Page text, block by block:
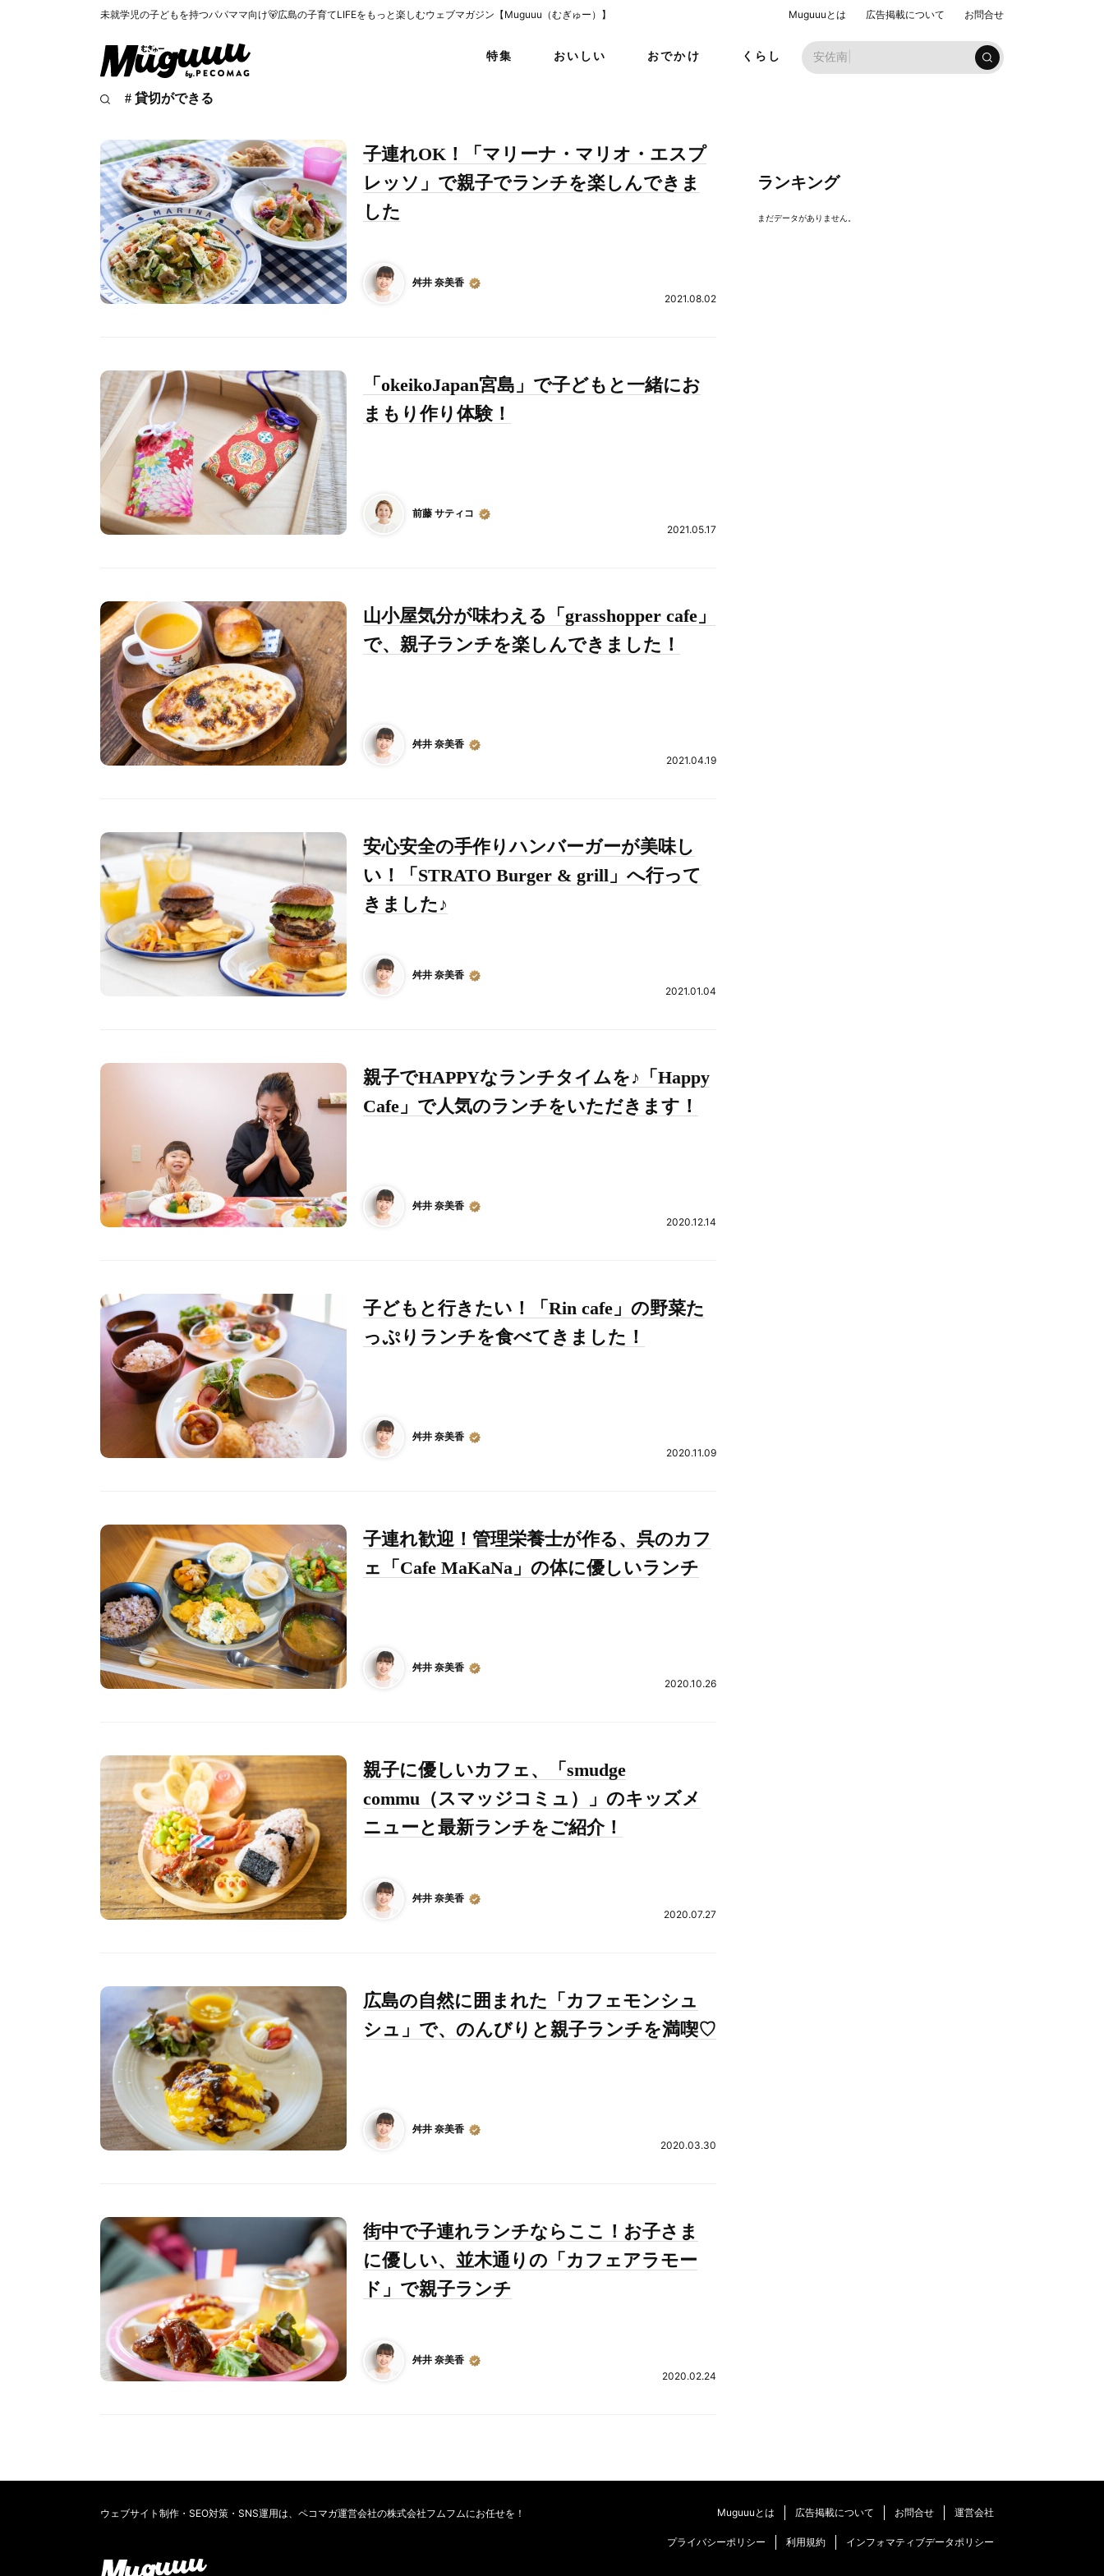
未就学児の子どもを持つパパママ向け🐻広島の子育てLIFEをもっと楽しむウェブマガジン【Muguuu（むぎゅー）】 Muguuuとは 広告掲載について お問合せ
特集 おいしい おでかけ くらし お
# 貸切ができる
子連れOK！「マリーナ・マリオ・エスプ
レッソ」で親子でランチを楽しんできま
した
舛井 奈美香
2021.08.02
「okeikoJapan宮島」で子どもと一緒にお
まもり作り体験！
前藤 サティコ
2021.05.17
山小屋気分が味わえる「grasshopper cafe」
で、親子ランチを楽しんできました！
舛井 奈美香
2021.04.19
安心安全の手作りハンバーガーが美味し
い！「STRATO Burger & grill」へ行って
きました♪
舛井 奈美香
2021.01.04
親子でHAPPYなランチタイムを♪「Happy
Cafe」で人気のランチをいただきます！
舛井 奈美香
2020.12.14
子どもと行きたい！「Rin cafe」の野菜た
っぷりランチを食べてきました！
舛井 奈美香
2020.11.09
子連れ歓迎！管理栄養士が作る、呉のカフ
ェ「Cafe MaKaNa」の体に優しいランチ
舛井 奈美香
2020.10.26
親子に優しいカフェ、「smudge
commu（スマッジコミュ）」のキッズメ
ニューと最新ランチをご紹介！
舛井 奈美香
2020.07.27
広島の自然に囲まれた「カフェモンシュ
シュ」で、のんびりと親子ランチを満喫♡
舛井 奈美香
2020.03.30
街中で子連れランチならここ！お子さま
に優しい、並木通りの「カフェアラモー
ド」で親子ランチ
舛井 奈美香
2020.02.24
ランキング
まだデータがありません。
ウェブサイト制作・SEO対策・SNS運用は、ペコマガ運営会社の株式会社フムフムにお任せを！ Muguuuとは 広告掲載について お問合せ 運営会社
プライバシーポリシー 利用規約 インフォマティブデータポリシー